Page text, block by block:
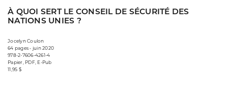
À QUOI SERT LE CONSEIL DE SÉCURITÉ DES
NATIONS UNIES ?
Jocelyn Coulon
64 pages • juin 2020
978-2-7606-4261-4
Papier, PDF, E-Pub
11,95 $